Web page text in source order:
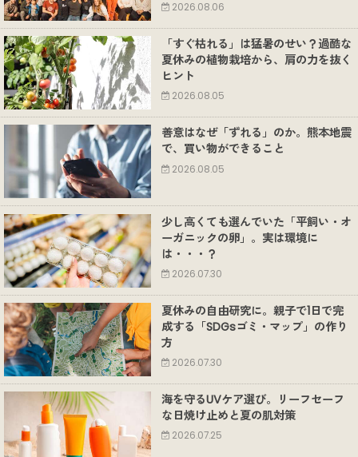
2026.08.06
「すぐ枯れる」は猛暑のせい？過酷な
夏休みの植物栽培から、肩の力を抜く
ヒント
2026.08.05
善意はなぜ「ずれる」のか。熊本地震
で、買い物ができること
2026.08.05
少し高くても選んでいた「平飼い・オ
ーガニックの卵」。実は環境に
は・・・？
2026.07.30
夏休みの自由研究に。親子で1日で完
成する「SDGsゴミ・マップ」の作り
方
2026.07.30
海を守るUVケア選び。リーフセーフ
な日焼け止めと夏の肌対策
2026.07.25